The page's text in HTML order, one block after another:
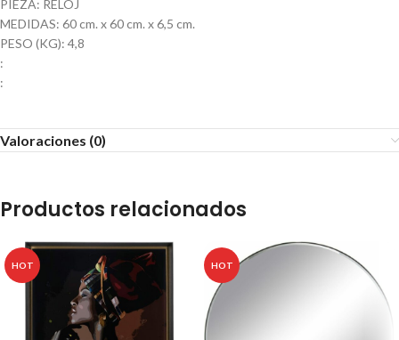
PIEZA: RELOJ
MEDIDAS: 60 cm. x 60 cm. x 6,5 cm.
PESO (KG): 4,8
:
:
Valoraciones (0)
Productos relacionados
HOT HOT